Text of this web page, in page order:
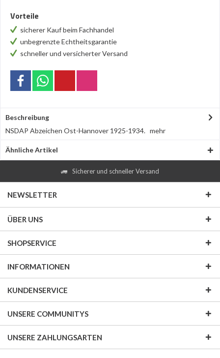
Vorteile
sicherer Kauf beim Fachhandel
unbegrenzte Echtheitsgarantie
schneller und versicherter Versand
Beschreibung
NSDAP Abzeichen Ost-Hannover 1925-1934. mehr
Ähnliche Artikel
Sicherer und schneller Versand
NEWSLETTER
ÜBER UNS
SHOPSERVICE
INFORMATIONEN
KUNDENSERVICE
UNSERE COMMUNITYS
UNSERE ZAHLUNGSARTEN